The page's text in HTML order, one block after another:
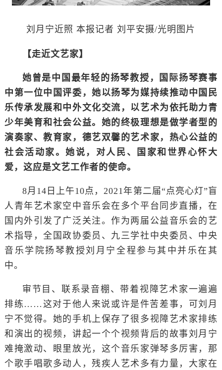
刘月宁近照 本报记者 刘平安摄/光明图片
【走近文艺家】
她曾是中国最年轻的扬琴教授，国际扬琴赛事
中第一位中国评委，她以扬琴为媒持续推动中国民
乐传承发展和中外文化交流，以艺术为依托助力青
少年美育和社会公益。她的终极理想是做学者型的
演奏家、教育家，德艺双馨的艺术家，热心公益的
社会活动家。她说，对人民、国家和世界心怀大
爱，这应是文艺工作者的使命。
8月14日上午10点，2021年第二届“点亮心灯”盲
人青年艺术家空中音乐会在多个平台同步直播，在
国内外引发了广泛关注。作为两届公益音乐会的艺
术指导，全国政协委员、九三学社中央委员、中央
音乐学院扬琴教授刘月宁全程参与其中并乐在其
中。
审节目、联系录音棚、带着视障艺术家一遍遍
排练……这对于他人来说或许是件苦差事，可刘月
宁不觉得。她的手机上保存了很多视障艺术家排练
和演出的视频，讲起一个个视频背后的故事刘月宁
难掩激动、眼里放光，这个音乐家弹琴多厉害，那
个歌手唱歌多动人，残疾人艺术多有力量，大家在